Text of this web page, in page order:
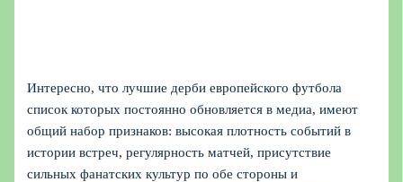
Интересно, что лучшие дерби европейского футбола
список которых постоянно обновляется в медиа, имеют
общий набор признаков: высокая плотность событий в
истории встреч, регулярность матчей, присутствие
сильных фанатских культур по обе стороны и